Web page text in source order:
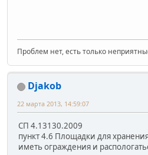
Проблем нет, есть только
Djakob
22 марта 2013, 14:59:07
СП 4.13130.2009
пункт 4.6 Площадки для
иметь ограждения и